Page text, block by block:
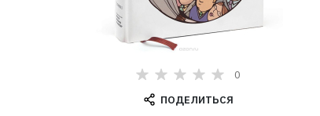
0
ПОДЕЛИТЬСЯ